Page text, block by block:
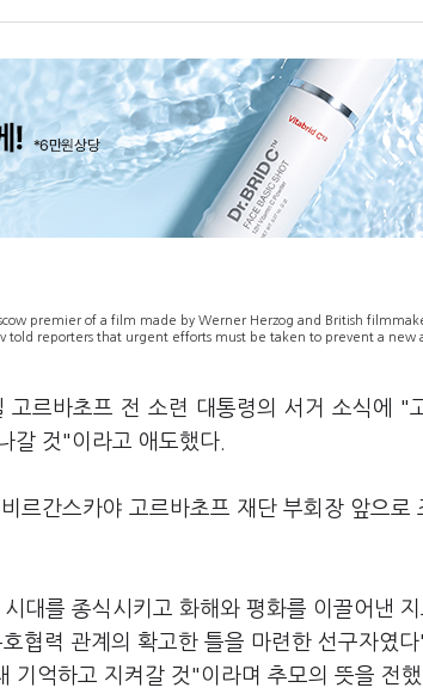
premier of a film made by Werner Herzog and British
told reporters that urgent efforts must be taken to prevent a new
르바초프 전 소련 대통령의 서거 소식에 "
갈 것"이라고 애도했다.
르간스카야 고르바초프 재단 부회장 앞으로
대를 종식시키고 화해와 평화를 이끌어낸
협력 관계의 확고한 틀을 마련한 선구자였다
기억하고 지켜갈 것"이라며 추모의 뜻을 전했